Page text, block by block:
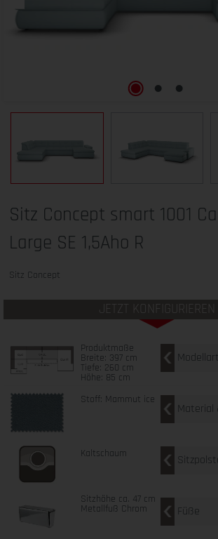
Sitz Concept smart 1001
Large SE 1,5Aho R
Sitz Concept
JETZT KONFIGURIEREN
Produktmaße
Breite: 397 cm
Tiefe: 260 cm
Höhe: 85 cm
Modellart
Stoff: Mammut ice
Material
Kaltschaum
Sitzhöhe ca. 47 cm
Metallfuß Chrom Füße